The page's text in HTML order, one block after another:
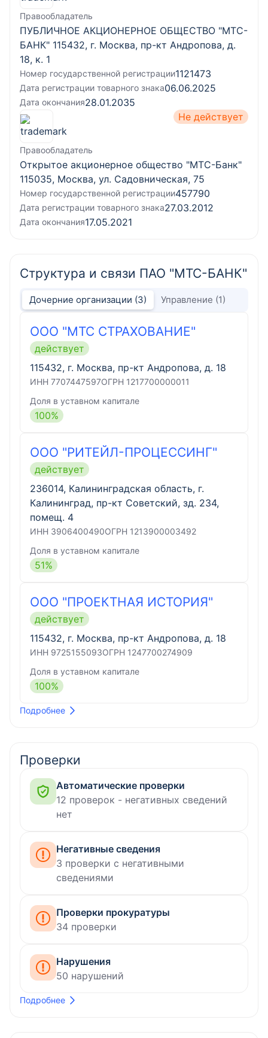
Правообладатель
ПУБЛИЧНОЕ АКЦИОНЕРНОЕ ОБЩЕСТВО "МТС-
БАНК" 115432, г. Москва, пр-кт Андропова, д.
18, к. 1
Номер государственной регистрации1121473
Дата регистрации товарного знака06.06.2025
Дата окончания28.01.2035
Не действует
Правообладатель
Открытое акционерное общество "МТС-Банк"
115035, Москва, ул. Садовническая, 75
Номер государственной регистрации457790
Дата регистрации товарного знака27.03.2012
Дата окончания17.05.2021
Структура и связи ПАО "МТС-БАНК"
Дочерние организации (3) Управление (1)
ООО "МТС СТРАХОВАНИЕ"
действует
115432, г. Москва, пр-кт Андропова, д. 18
ИНН 7707447597ОГРН 1217700000011
Доля в уставном капитале
100%
ООО "РИТЕЙЛ-ПРОЦЕССИНГ"
действует
236014, Калининградская область, г.
Калининград, пр-кт Советский, зд. 234,
помещ. 4
ИНН 3906400490ОГРН 1213900003492
Доля в уставном капитале
51%
ООО "ПРОЕКТНАЯ ИСТОРИЯ"
действует
115432, г. Москва, пр-кт Андропова, д. 18
ИНН 9725155093ОГРН 1247700274909
Доля в уставном капитале
100%
Подробнее
Проверки
Автоматические проверки
12 проверок - негативных сведений
нет
Негативные сведения
3 проверки c негативными
сведениями
Проверки прокуратуры
34 проверки
Нарушения
50 нарушений
Подробнее